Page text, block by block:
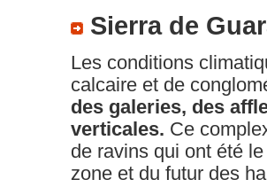
Sierra de
Les conditions
calcaire et de
des galeries, des
verticales. Ce
de ravins qui ont été
zone et du futur des